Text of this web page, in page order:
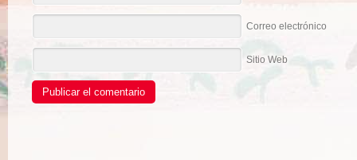
Correo electrónico
Sitio Web